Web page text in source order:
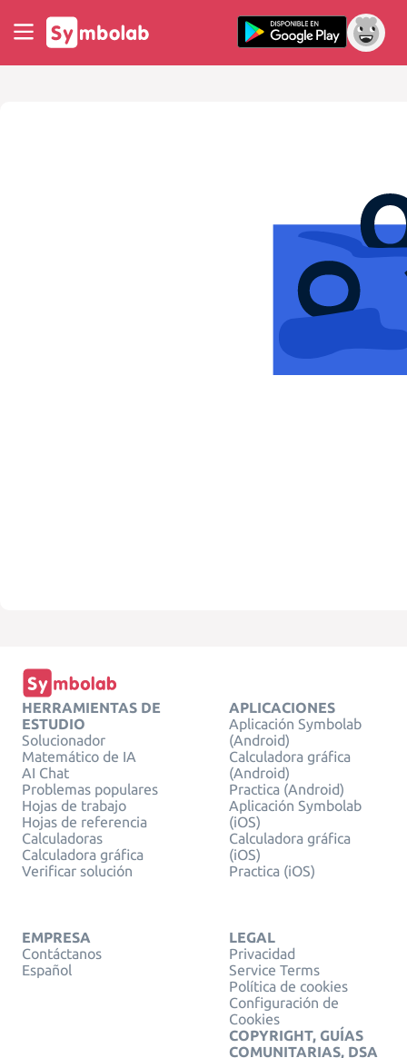
HERRAMIENTAS DE
ESTUDIO
Solucionador
Matemático de IA
AI Chat
Problemas populares
Hojas de trabajo
Hojas de referencia
Calculadoras
Calculadora gráfica
Verificar solución
APLICACIONES
Aplicación Symbolab
(Android)
Calculadora gráfica
(Android)
Practica (Android)
Aplicación Symbolab
(iOS)
Calculadora gráfica
(iOS)
Practica (iOS)
EMPRESA
Contáctanos
Español
LEGAL
Privacidad
Service Terms
Política de cookies
Configuración de
Cookies
COPYRIGHT, GUÍAS
COMUNITARIAS, DSA